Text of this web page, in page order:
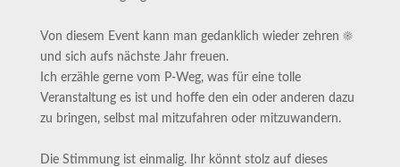
Von diesem Event kann man gedanklich wieder zehren ☀️
und sich aufs nächste Jahr freuen.
Ich erzähle gerne vom P-Weg, was für eine tolle
Veranstaltung es ist und hoffe den ein oder anderen dazu
zu bringen, selbst mal mitzufahren oder mitzuwandern.
Die Stimmung ist einmalig. Ihr könnt stolz auf dieses